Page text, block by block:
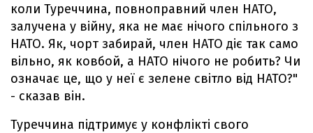
коли Туреччина, повноправний член НАТО,
залучена у війну, яка не має нічого спільного з
НАТО. Як, чорт забирай, член НАТО діє так само
вільно, як ковбой, а НАТО нічого не робить? Чи
означає це, що у неї є зелене світло від НАТО?"
- сказав він.
Туреччина підтримує у конфлікті свого